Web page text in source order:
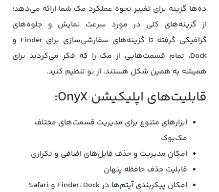
ده‌ها گزینه برای تغییر نحوه عملکرد مک شما ارائه می‌دهد؛
از گزینه‌های کلی در مورد سرعت نمایش و جلوه‌های
گرافیکی گرفته تا گزینه‌های سفارشی‌سازی برای Finder و
Dock، تمام قسمت‌هایی از مک را که فکر می‌کردید برای
همیشه به همین شکل هستند، از نو تنظیم کنید.
قابلیت‌های اپلیکیشن OnyX:
ابزارهای متنوع برای مدیریت قسمت‌های مختلف
مک‌بوک
امکان مدیریت و حذف فایل‌های اضافی و تکراری
قابلیت حذف حافظه پنهان
امکان پیکربندی آیتم‌ها در Finder، Dock و Safari